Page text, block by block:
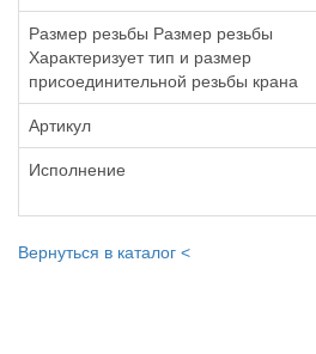
Размер резьбы Размер резьбы
Характеризует тип и размер
присоединительной резьбы крана
Артикул
Исполнение
Вернуться в каталог <